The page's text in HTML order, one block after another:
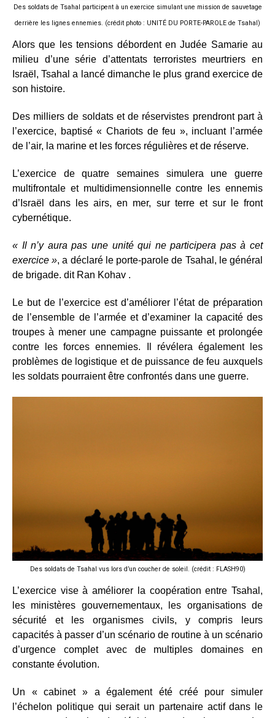
Des soldats de Tsahal participent à un exercice simulant une mission de sauvetage
derrière les lignes ennemies. (crédit photo : UNITÉ DU PORTE-PAROLE de Tsahal)
Alors que les tensions débordent en Judée Samarie au
milieu d’une série d’attentats terroristes meurtriers en
Israël, Tsahal a lancé dimanche le plus grand exercice de
son histoire.
Des milliers de soldats et de réservistes prendront part à
l’exercice, baptisé « Chariots de feu », incluant l’armée
de l’air, la marine et les forces régulières et de réserve.
L’exercice de quatre semaines simulera une guerre
multifrontale et multidimensionnelle contre les ennemis
d’Israël dans les airs, en mer, sur terre et sur le front
cybernétique.
« Il n’y aura pas une unité qui ne participera pas à cet
exercice », a déclaré le porte-parole de Tsahal, le général
de brigade. dit Ran Kohav .
Le but de l’exercice est d’améliorer l’état de préparation
de l’ensemble de l’armée et d’examiner la capacité des
troupes à mener une campagne puissante et prolongée
contre les forces ennemies. Il révélera également les
problèmes de logistique et de puissance de feu auxquels
les soldats pourraient être confrontés dans une guerre.
Des soldats de Tsahal vus lors d’un coucher de soleil. (crédit : FLASH90)
L’exercice vise à améliorer la coopération entre Tsahal,
les ministères gouvernementaux, les organisations de
sécurité et les organismes civils, y compris leurs
capacités à passer d’un scénario de routine à un scénario
d’urgence complet avec de multiples domaines en
constante évolution.
Un « cabinet » a également été créé pour simuler
l’échelon politique qui serait un partenaire actif dans le